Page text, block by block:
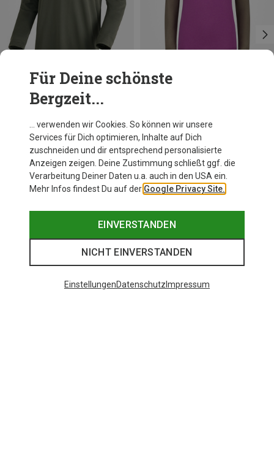
Du sparst 34%
Für Deine schönste
Bergzeit...
… verwenden wir Cookies. So können wir unsere
Services für Dich optimieren, Inhalte auf Dich
zuschneiden und dir entsprechend personalisierte
Anzeigen zeigen. Deine Zustimmung schließt ggf. die
Verarbeitung Deiner Daten u.a. auch in den USA ein.
Mehr Infos findest Du auf der Google Privacy Site.
EINVERSTANDEN
NICHT EINVERSTANDEN
EinstellungenDatenschutz Impressum